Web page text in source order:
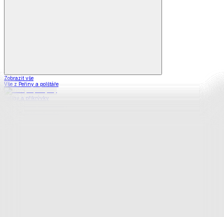
Zobrazit vše
Vše z Peřiny a polštáře
Peřiny a přikrývky